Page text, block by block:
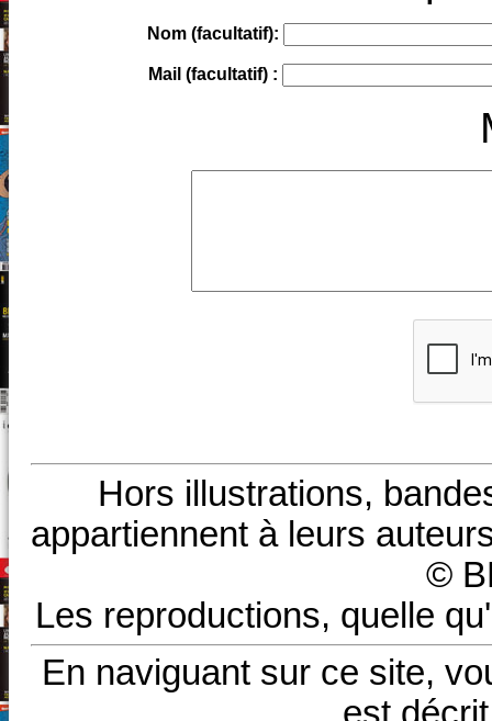
Nom (facultatif):
Mail (facultatif) :
Hors illustrations,
appartiennent à leurs
©
Les reproductions, quelle
En naviguant sur ce site,